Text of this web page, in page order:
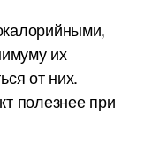
их
от них.
полезнее при